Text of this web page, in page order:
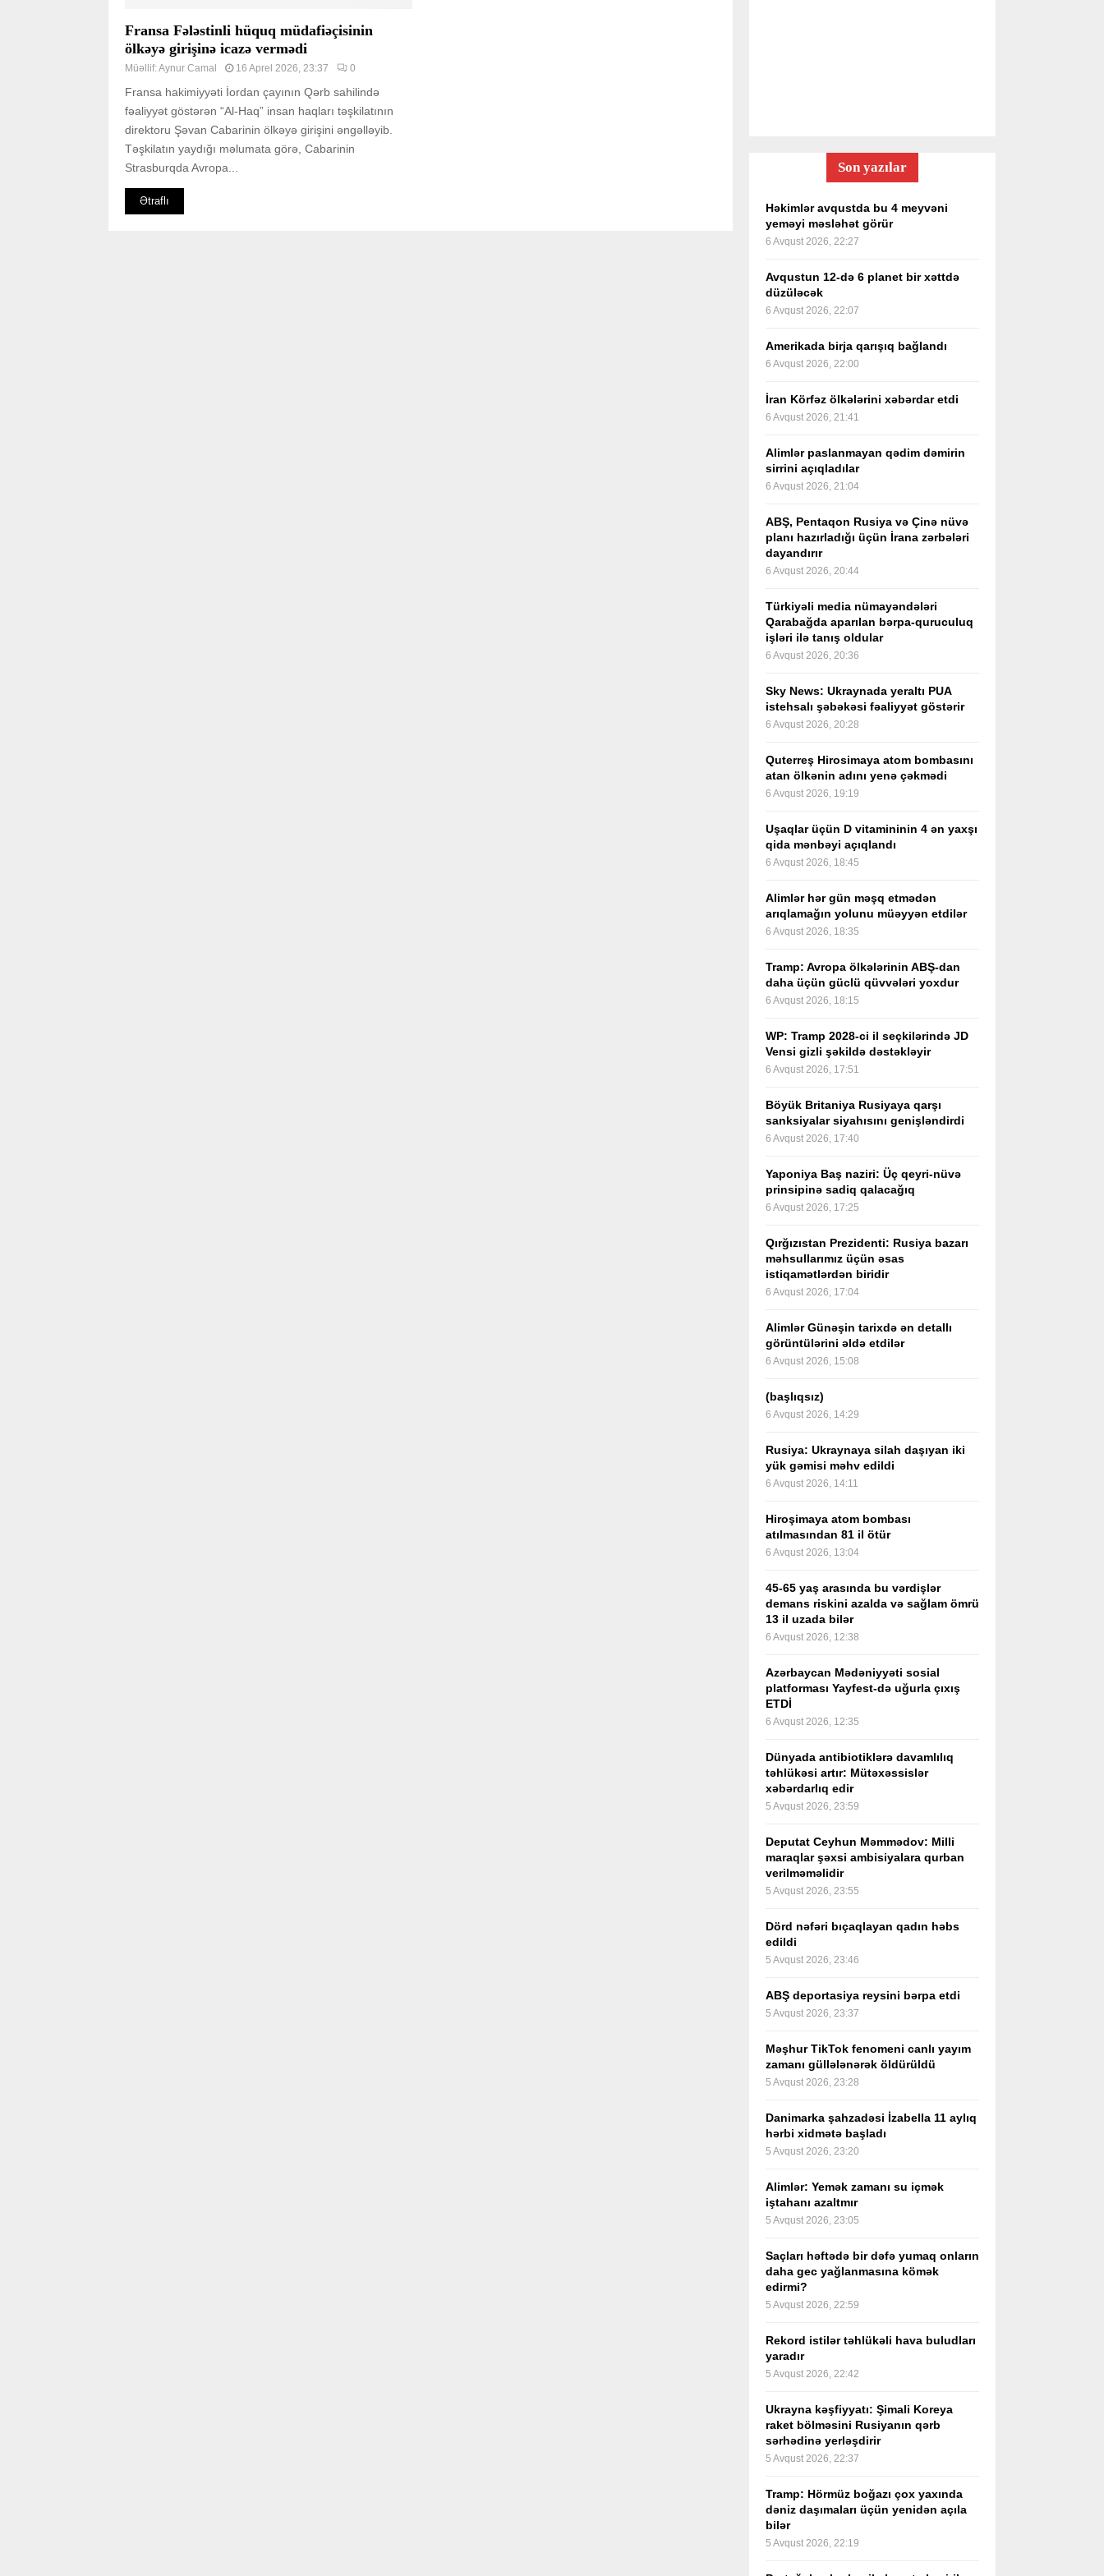
Fransa Fələstinli hüquq müdafiəçisinin
ölkəyə girişinə icazə vermədi
Müəllif:Aynur Camal 16 Aprel 2026, 23:37 0
Fransa hakimiyyəti İordan çayının Qərb sahilində
fəaliyyət göstərən “Al-Haq” insan haqları təşkilatının
direktoru Şəvan Cabarinin ölkəyə girişini əngəlləyib.
Təşkilatın yaydığı məlumata görə, Cabarinin
Strasburqda Avropa...
Ətraflı
Son yazılar
Həkimlər avqustda bu 4 meyvəni
yeməyi məsləhət görür
6 Avqust 2026, 22:27
Avqustun 12-də 6 planet bir xəttdə
düzüləcək
6 Avqust 2026, 22:07
Amerikada birja qarışıq bağlandı
6 Avqust 2026, 22:00
İran Körfəz ölkələrini xəbərdar etdi
6 Avqust 2026, 21:41
Alimlər paslanmayan qədim dəmirin
sirrini açıqladılar
6 Avqust 2026, 21:04
ABŞ, Pentaqon Rusiya və Çinə nüvə
planı hazırladığı üçün İrana zərbələri
dayandırır
6 Avqust 2026, 20:44
Türkiyəli media nümayəndələri
Qarabağda aparılan bərpa-quruculuq
işləri ilə tanış oldular
6 Avqust 2026, 20:36
Sky News: Ukraynada yeraltı PUA
istehsalı şəbəkəsi fəaliyyət göstərir
6 Avqust 2026, 20:28
Quterreş Hirosimaya atom bombasını
atan ölkənin adını yenə çəkmədi
6 Avqust 2026, 19:19
Uşaqlar üçün D vitamininin 4 ən yaxşı
qida mənbəyi açıqlandı
6 Avqust 2026, 18:45
Alimlər hər gün məşq etmədən
arıqlamağın yolunu müəyyən etdilər
6 Avqust 2026, 18:35
Tramp: Avropa ölkələrinin ABŞ-dan
daha üçün güclü qüvvələri yoxdur
6 Avqust 2026, 18:15
WP: Tramp 2028-ci il seçkilərində JD
Vensi gizli şəkildə dəstəkləyir
6 Avqust 2026, 17:51
Böyük Britaniya Rusiyaya qarşı
sanksiyalar siyahısını genişləndirdi
6 Avqust 2026, 17:40
Yaponiya Baş naziri: Üç qeyri-nüvə
prinsipinə sadiq qalacağıq
6 Avqust 2026, 17:25
Qırğızıstan Prezidenti: Rusiya bazarı
məhsullarımız üçün əsas
istiqamətlərdən biridir
6 Avqust 2026, 17:04
Alimlər Günəşin tarixdə ən detallı
görüntülərini əldə etdilər
6 Avqust 2026, 15:08
(başlıqsız)
6 Avqust 2026, 14:29
Rusiya: Ukraynaya silah daşıyan iki
yük gəmisi məhv edildi
6 Avqust 2026, 14:11
Hiroşimaya atom bombası
atılmasından 81 il ötür
6 Avqust 2026, 13:04
45-65 yaş arasında bu vərdişlər
demans riskini azalda və sağlam ömrü
13 il uzada bilər
6 Avqust 2026, 12:38
Azərbaycan Mədəniyyəti sosial
platforması Yayfest-də uğurla çıxış
ETDİ
6 Avqust 2026, 12:35
Dünyada antibiotiklərə davamlılıq
təhlükəsi artır: Mütəxəssislər
xəbərdarlıq edir
5 Avqust 2026, 23:59
Deputat Ceyhun Məmmədov: Milli
maraqlar şəxsi ambisiyalara qurban
verilməməlidir
5 Avqust 2026, 23:55
Dörd nəfəri bıçaqlayan qadın həbs
edildi
5 Avqust 2026, 23:46
ABŞ deportasiya reysini bərpa etdi
5 Avqust 2026, 23:37
Məşhur TikTok fenomeni canlı yayım
zamanı güllələnərək öldürüldü
5 Avqust 2026, 23:28
Danimarka şahzadəsi İzabella 11 aylıq
hərbi xidmətə başladı
5 Avqust 2026, 23:20
Alimlər: Yemək zamanı su içmək
iştahanı azaltmır
5 Avqust 2026, 23:05
Saçları həftədə bir dəfə yumaq onların
daha gec yağlanmasına kömək
edirmi?
5 Avqust 2026, 22:59
Rekord istilər təhlükəli hava buludları
yaradır
5 Avqust 2026, 22:42
Ukrayna kəşfiyyatı: Şimali Koreya
raket bölməsini Rusiyanın qərb
sərhədinə yerləşdirir
5 Avqust 2026, 22:37
Tramp: Hörmüz boğazı çox yaxında
dəniz daşımaları üçün yenidən açıla
bilər
5 Avqust 2026, 22:19